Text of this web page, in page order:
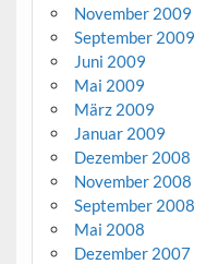
November 2009
September 2009
Juni 2009
Mai 2009
März 2009
Januar 2009
Dezember 2008
November 2008
September 2008
Mai 2008
Dezember 2007